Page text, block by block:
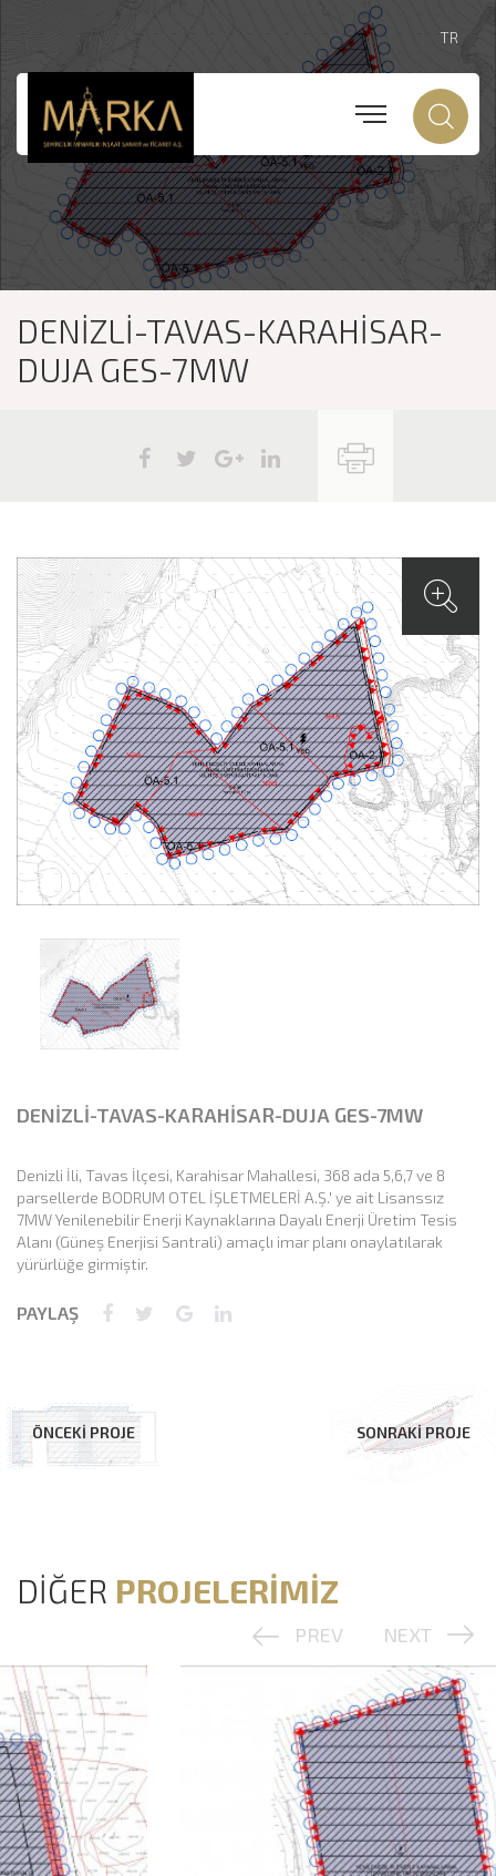
TR
DENİZLİ-TAVAS-KARAHİSAR-
DUJA GES-7MW
DENİZLİ-TAVAS-KARAHİSAR-DUJA GES-7MW
Denizli İli, Tavas İlçesi, Karahisar Mahallesi, 368 ada 5,6,7 ve 8
parsellerde BODRUM OTEL İŞLETMELERİ A.Ş.' ye ait Lisanssız
7MW Yenilenebilir Enerji Kaynaklarına Dayalı Enerji Üretim Tesis
Alanı (Güneş Enerjisi Santrali) amaçlı imar planı onaylatılarak
yürürlüğe girmiştir.
PAYLAŞ
SONRAKİ PROJE
ÖNCEKİ PROJE
DİĞER PROJELERİMİZ
PREV NEXT